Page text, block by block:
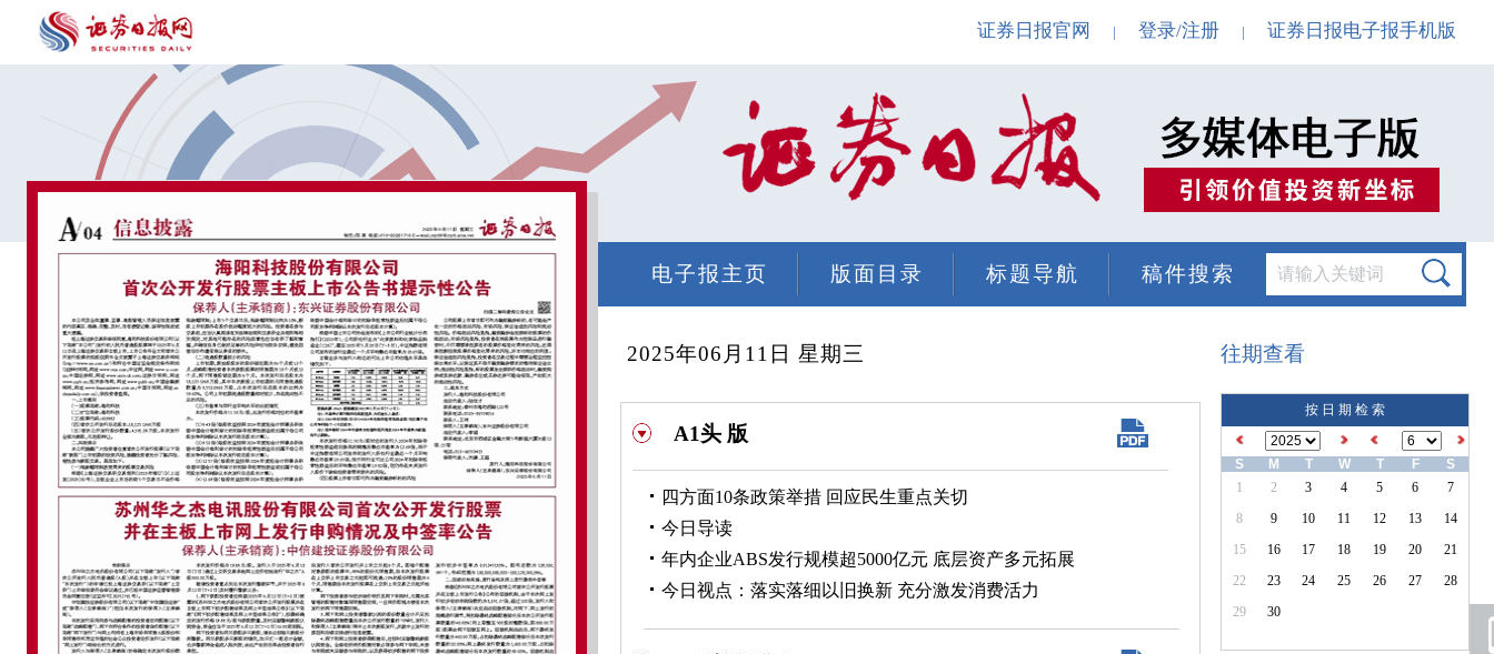
证券日报官网 | 登录/注册 | 证券日报电子报手机版
电子报主页 版面目录 标题导航 稿件搜索
2025年06月11日 星期三
A1头 版
四方面10条政策举措 回应民生重点关切
今日导读
年内企业ABS发行规模超5000亿元 底层资产多元拓展
今日视点：落实落细以旧换新 充分激发消费活力
往期查看
按 日 期 检 索
S M T W T F
S
1
2 3 4 5 6
7
8
9 10 11 12 13
14
15
16 17 18 19 20
21
22
23 24 25 26 27
28
29
30